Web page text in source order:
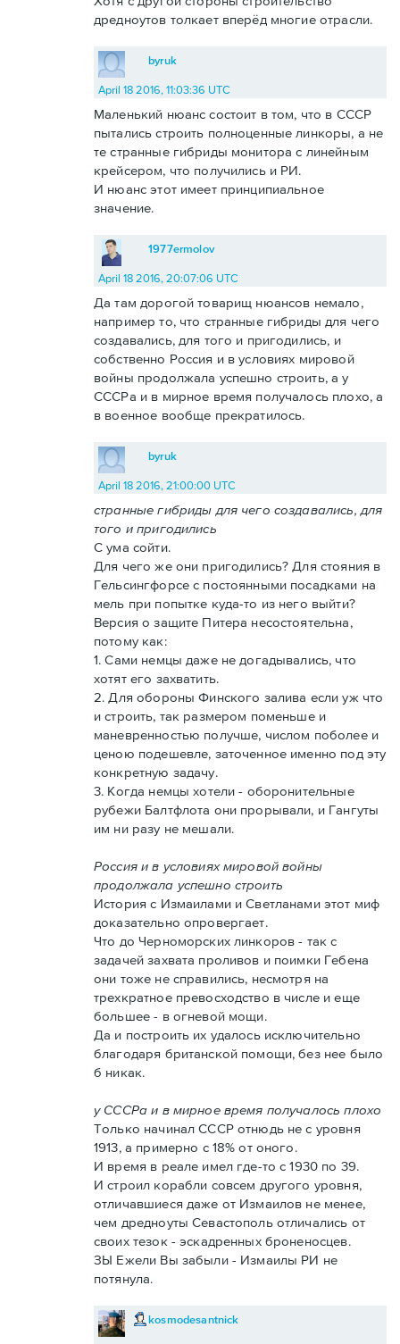
дредноутов толкает вперёд многие отрасли.
byruk
April 18 2016, 11:03:36 UTC
Маленький нюанс состоит в том, что в СССР
пытались строить полноценные линкоры, а не
те странные гибриды монитора с линейным
крейсером, что получились и РИ.
И нюанс этот имеет принципиальное
значение.
1977ermolov
April 18 2016, 20:07:06 UTC
Да там дорогой товарищ нюансов немало,
например то, что странные гибриды для чего
создавались, для того и пригодились, и
собственно Россия и в условиях мировой
войны продолжала успешно строить, а у
СССРа и в мирное время получалось плохо, а
в военное вообще прекратилось.
byruk
April 18 2016, 21:00:00 UTC
странные гибриды для чего создавались, для
того и пригодились
С ума сойти.
Для чего же они пригодились? Для стояния в
Гельсингфорсе с постоянными посадками на
мель при попытке куда-то из него выйти?
Версия о защите Питера несостоятельна,
потому как:
1. Сами немцы даже не догадывались, что
хотят его захватить.
2. Для обороны Финского залива если уж что
и строить, так размером поменьше и
маневренностью получше, числом поболее и
ценою подешевле, заточенное именно под эту
конкретную задачу.
3. Когда немцы хотели - оборонительные
рубежи Балтфлота они прорывали, и Гангуты
им ни разу не мешали.
Россия и в условиях мировой войны
продолжала успешно строить
История с Измаилами и Светланами этот миф
доказательно опровергает.
Что до Черноморских линкоров - так с
задачей захвата проливов и поимки Гебена
они тоже не справились, несмотря на
трехкратное превосходство в числе и еще
большее - в огневой мощи.
Да и построить их удалось исключительно
благодаря британской помощи, без нее было
б никак.
у СССРа и в мирное время получалось плохо
Только начинал СССР отнюдь не с уровня
1913, а примерно с 18% от оного.
И время в реале имел где-то с 1930 по 39.
И строил корабли совсем другого уровня,
отличавшиеся даже от Измаилов не менее,
чем дредноуты Севастополь отличались от
своих тезок - эскадренных броненосцев.
ЗЫ Ежели Вы забыли - Измаилы РИ не
потянула.
kosmodesantnick